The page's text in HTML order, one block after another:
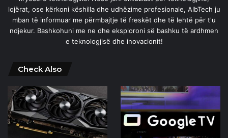
lojërat, ose kërkoni këshilla dhe udhëzime profesionale, AlbTech ju
mban të informuar me përmbajtje të freskët dhe të lehtë për t'u
ndjekur. Bashkohuni me ne dhe eksploroni së bashku të ardhmen
e teknologjisë dhe inovacionit!
Check Also